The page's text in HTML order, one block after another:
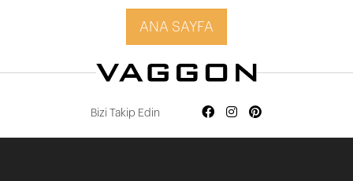
ANA SAYFA
Bizi Takip Edin